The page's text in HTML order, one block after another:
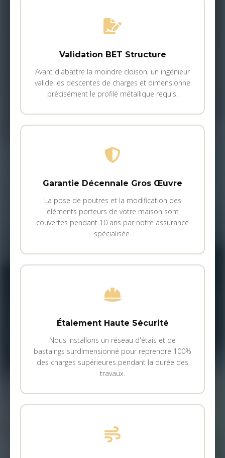
Validation BET Structure
Avant d'abattre la moindre cloison, un ingénieur
valide les descentes de charges et dimensionne
précisément le profilé métallique requis.
Garantie Décennale Gros Œuvre
La pose de poutres et la modification des
éléments porteurs de votre maison sont
couvertes pendant 10 ans par notre assurance
spécialisée.
Étaiement Haute Sécurité
Nous installons un réseau d'étais et de
bastaings surdimensionné pour reprendre 100%
des charges supérieures pendant la durée des
travaux.